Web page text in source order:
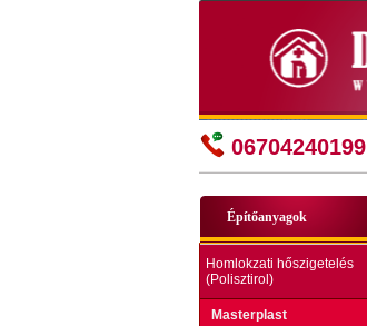
06704240199
Építőanyagok
Homlokzati hőszigetelés
(Polisztirol)
Masterplast